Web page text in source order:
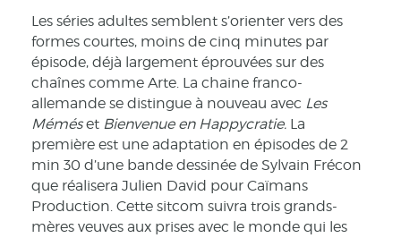
Les séries adultes semblent s’orienter vers des
formes courtes, moins de cinq minutes par
épisode, déjà largement éprouvées sur des
chaînes comme Arte. La chaine franco-
allemande se distingue à nouveau avec Les
Méméset Bienvenue en Happycratie. La
première est une adaptation en épisodes de 2
min 30 d’une bande dessinée de Sylvain Frécon
que réalisera Julien David pour Caïmans
Production. Cette sitcom suivra trois grands-
mères veuves aux prises avec le monde qui les